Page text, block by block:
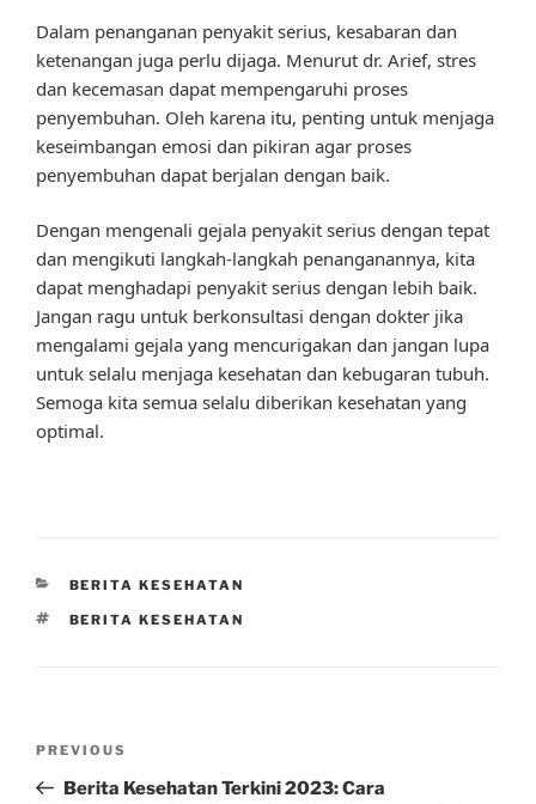
Dalam penanganan penyakit serius, kesabaran dan
ketenangan juga perlu dijaga. Menurut dr. Arief, stres
dan kecemasan dapat mempengaruhi proses
penyembuhan. Oleh karena itu, penting untuk menjaga
keseimbangan emosi dan pikiran agar proses
penyembuhan dapat berjalan dengan baik.
Dengan mengenali gejala penyakit serius dengan tepat
dan mengikuti langkah-langkah penanganannya, kita
dapat menghadapi penyakit serius dengan lebih baik.
Jangan ragu untuk berkonsultasi dengan dokter jika
mengalami gejala yang mencurigakan dan jangan lupa
untuk selalu menjaga kesehatan dan kebugaran tubuh.
Semoga kita semua selalu diberikan kesehatan yang
optimal.
CATEGORIES
BERITA KESEHATAN
TAGS
BERITA KESEHATAN
Previous
Post
PREVIOUS
Berita Kesehatan Terkini 2023: Cara